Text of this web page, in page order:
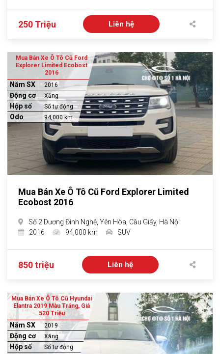
250 Triệu Liên hệ
Mua Bán Xe Ô Tô Cũ Ford
Explorer Limited Ecobost
2016
Năm SX 2016
Động cơ Xăng
Hộp số Số tự động
Odo 94,000 km
Mua Bán Xe Ô Tô Cũ Ford Explorer Limited
Ecobost 2016
Số 2 Dương Đình Nghệ, Yên Hòa, Cầu Giấy, Hà Nội
2016
94,000 km SUV
850 triệu Liên hệ
Mua Bán Xe Ô Tô Cũ Hyundai
Elantra 2019 Màu Trắng, Giá
520 Triệu
Năm SX 2019
Động cơ Xăng
Hộp số Số tự động